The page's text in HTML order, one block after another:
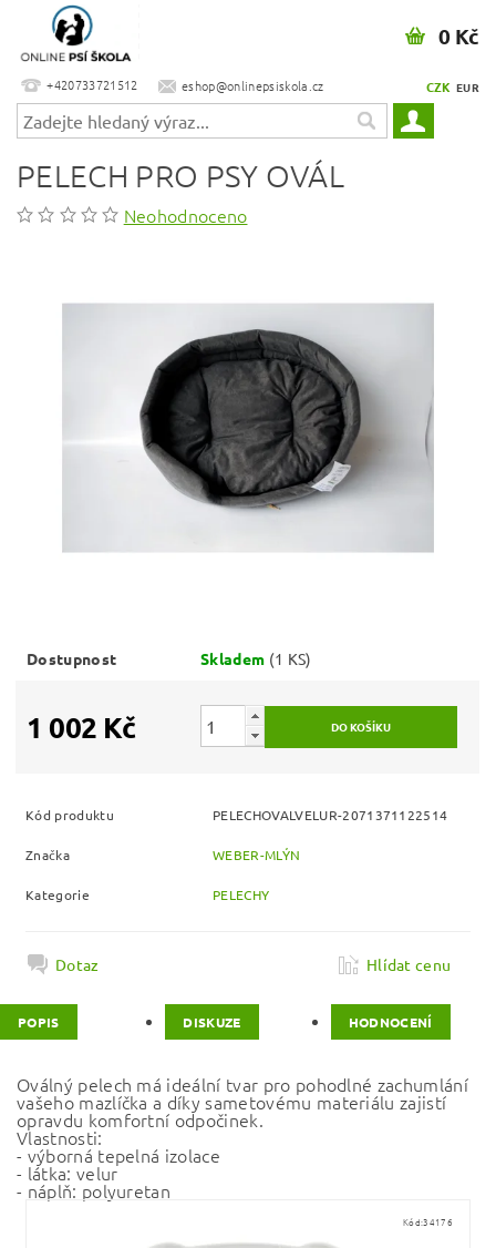
+420733721512 eshop@onlinepsiskola.cz CZK EUR
0 Kč
PELECH PRO PSY OVÁL
Neohodnoceno
Dostupnost Skladem (1 KS)
1 002 Kč
Kód produktu PELECHOVALVELUR-2071371122514
Značka WEBER-MLÝN
Kategorie PELECHY
Dotaz Hlídat cenu
POPIS DISKUZE HODNOCENÍ
Oválný pelech má ideální tvar pro pohodlné zachumlání
vašeho mazlíčka a díky sametovému materiálu zajistí
opravdu komfortní odpočinek.
Vlastnosti:
- výborná tepelná izolace
- látka: velur
- náplň: polyuretan
Kód:34176